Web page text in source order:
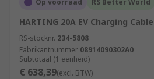
Op voorraad RS Better World
HARTING 20A EV Charging
RS-stocknr. 234-5808
Fabrikantnummer 08914090302A0
Subtotaal (1 eenheid)
€ 638,39(excl. BTW)